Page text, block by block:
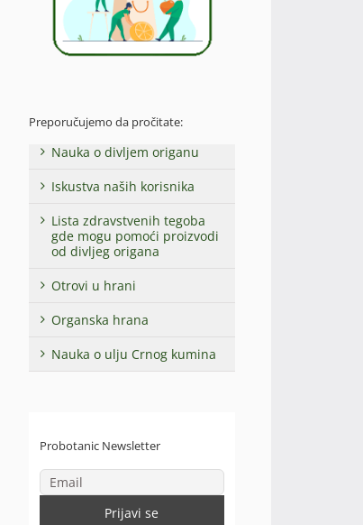
Preporučujemo da pročitate:
Nauka o divljem origanu
Iskustva naših korisnika
Lista zdravstvenih tegoba
gde mogu pomoći proizvodi
od divljeg origana
Otrovi u hrani
Organska hrana
Nauka o ulju Crnog kumina
Probotanic Newsletter